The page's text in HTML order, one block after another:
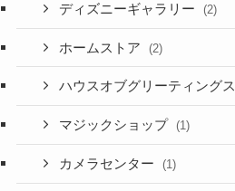
ディズニーギャラリー (2)
ホームストア (2)
ハウスオブグリーティングス
マジックショップ (1)
カメラセンター (1)